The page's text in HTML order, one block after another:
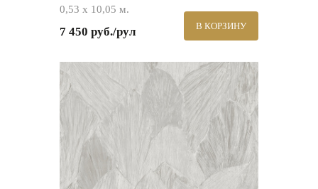
0,53 х 10,05 м.
7 450 руб./рул В КОРЗИНУ